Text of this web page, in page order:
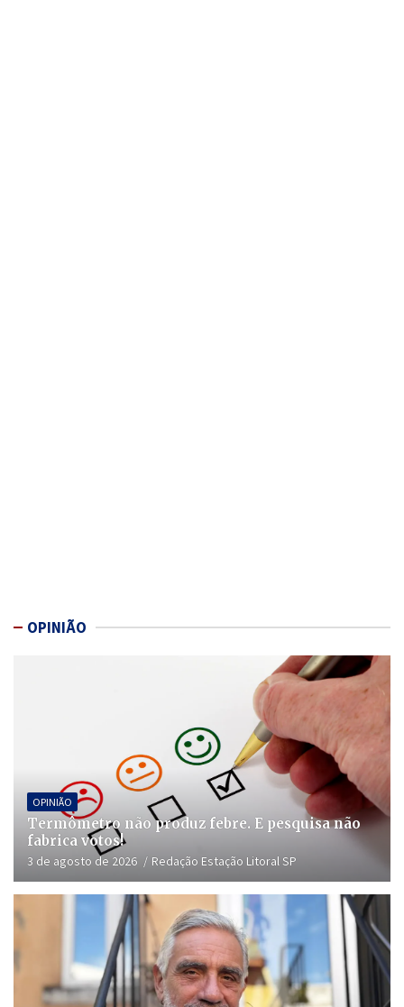
OPINIÃO
OPINIÃO
Termômetro não produz febre. E pesquisa não
fabrica votos!
3 de agosto de 2026 Redação Estação Litoral SP